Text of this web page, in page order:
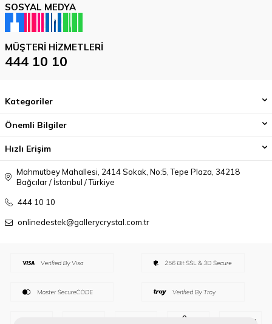
SOSYAL MEDYA
MÜŞTERI HIZMETLERI
444 10 10
Kategoriler
Önemli Bilgiler
Hızlı Erişim
Mahmutbey Mahallesi, 2414 Sokak, No:5, Tepe Plaza, 34218
Bağcılar / İstanbul / Türkiye
444 10 10
onlinedestek@gallerycrystal.com.tr